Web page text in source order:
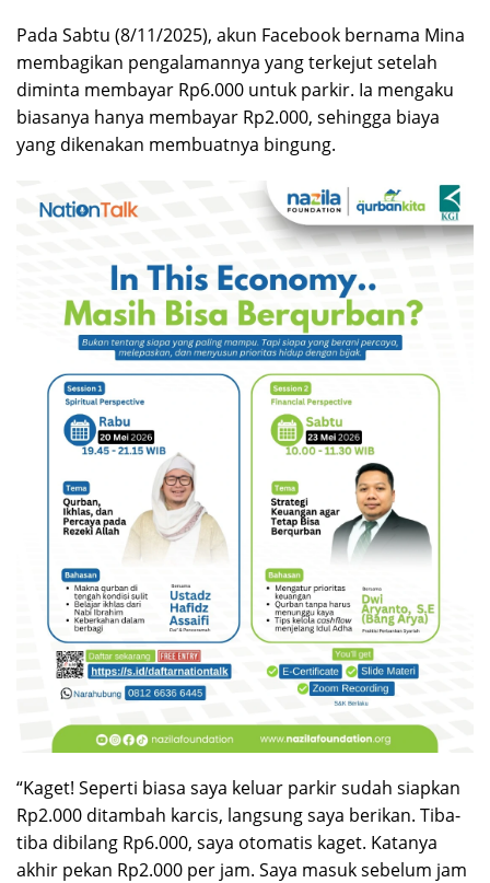
Pada Sabtu (8/11/2025), akun Facebook bernama Mina
membagikan pengalamannya yang terkejut setelah
diminta membayar Rp6.000 untuk parkir. Ia mengaku
biasanya hanya membayar Rp2.000, sehingga biaya
yang dikenakan membuatnya bingung.
“Kaget! Seperti biasa saya keluar parkir sudah siapkan
Rp2.000 ditambah karcis, langsung saya berikan. Tiba-
tiba dibilang Rp6.000, saya otomatis kaget. Katanya
akhir pekan Rp2.000 per jam. Saya masuk sebelum jam